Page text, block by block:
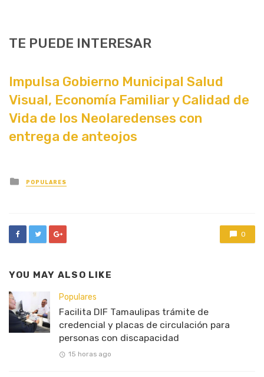
TE PUEDE INTERESAR
Impulsa Gobierno Municipal Salud
Visual, Economía Familiar y Calidad de
Vida de los Neolaredenses con
entrega de anteojos
Posted
in
POPULARES
0
YOU MAY ALSO LIKE
Populares
Facilita DIF Tamaulipas trámite de
credencial y placas de circulación para
personas con discapacidad
15 horas ago